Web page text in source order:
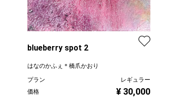
blueberry spot 2
はなのかふぇ＊橋爪かおり
プラン
レギュラー
価格
¥ 30,000